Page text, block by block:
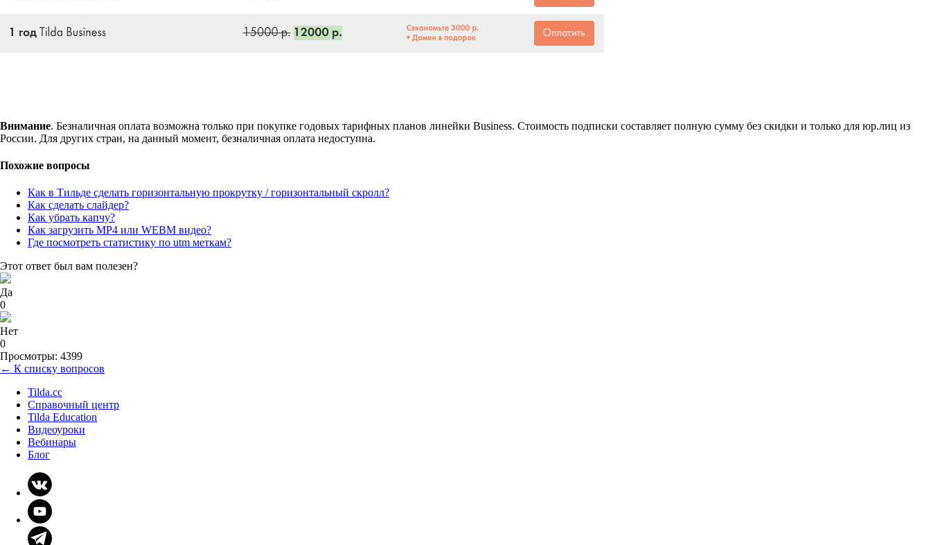
Внимание. Безналичная оплата возможна только при покупке годовых тарифных планов линейки Business. Стоимость подписки составляет полную сумму без скидки и только для юр.лиц из
России. Для других стран, на данный момент, безналичная оплата недоступна.
Похожие вопросы
Как в Тильде сделать горизонтальную прокрутку / горизонтальный скролл?
Как сделать слайдер?
Как убрать капчу?
Как загрузить MP4 или WEBM видео?
Где посмотреть статистику по utm меткам?
Этот ответ был вам полезен?
Да
0
Нет
0
Просмотры: 4399
← К списку вопросов
Tilda.cc
Справочный центр
Tilda Education
Видеоуроки
Вебинары
Блог